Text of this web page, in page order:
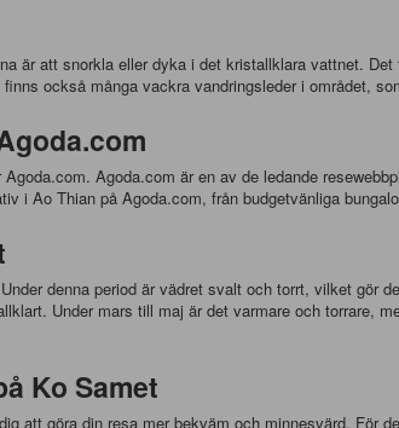
är att snorkla eller dyka i det kristallklara vattnet.
också många vackra vandringsleder i området,
Agoda.com är en av de ledande
i Ao Thian på Agoda.com, från budgetvänliga
denna period är vädret svalt och torrt, vilket gör
Under mars till maj är det varmare och torrare,
Ko Samet
att göra din resa mer bekväm och minnesvärd. För